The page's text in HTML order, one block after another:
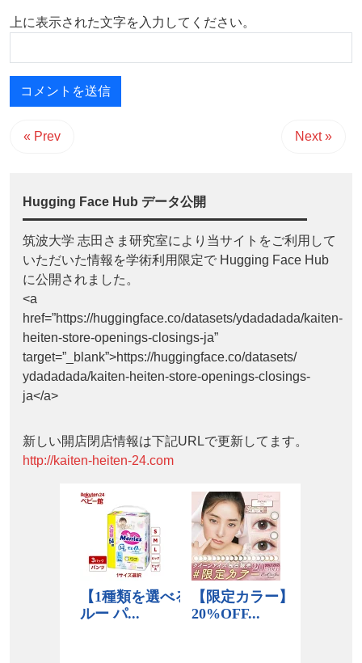
上に表示された文字を入力してください。
« Prev Next »
Hugging Face Hub データ公開
筑波大学 志田さま研究室により当サイトをご利用して
いただいた情報を学術利用限定で Hugging Face Hub
に公開されました。
<a
href=”https://huggingface.co/datasets/ydadadada/kaiten-
heiten-store-openings-closings-ja”
target=”_blank”>https://huggingface.co/datasets/
ydadadada/kaiten-heiten-store-openings-closings-
ja</a>
新しい開店閉店情報は下記URLで更新してます。
http://kaiten-heiten-24.com